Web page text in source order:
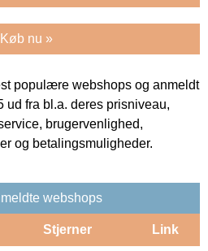
Køb nu »
populære webshops og anmeldt
ud fra bl.a. deres prisniveau,
brugervenlighed,
og betalingsmuligheder.
webshops
Stjerner Link